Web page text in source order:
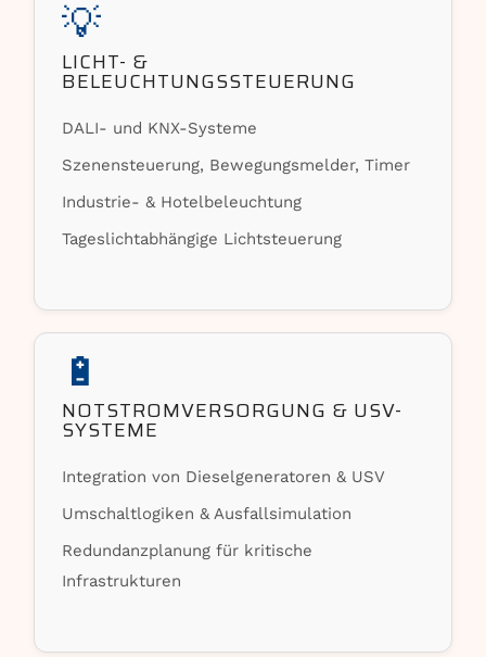
💡
LICHT- &
BELEUCHTUNGSSTEUERUNG
DALI- und KNX-Systeme
Szenensteuerung, Bewegungsmelder, Timer
Industrie- & Hotelbeleuchtung
Tageslichtabhängige Lichtsteuerung
🔋
NOTSTROMVERSORGUNG & USV-
SYSTEME
Integration von Dieselgeneratoren & USV
Umschaltlogiken & Ausfallsimulation
Redundanzplanung für kritische
Infrastrukturen